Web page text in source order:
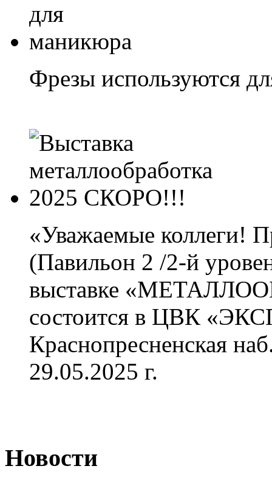
Фрезы используются
«Уважаемые коллеги!
(Павильон 2 /2-й
выставке
состоится в ЦВК
Краснопресненская
29.05.2025 г.
Новости